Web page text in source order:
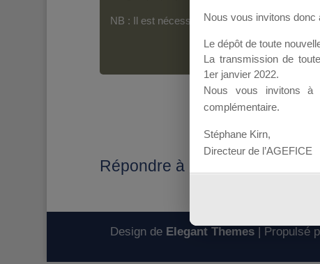
NB : Il est nécessaire d’êtreinscrit(e)pour
Répondre à : MES SESSIONS
Design de Elegant Themes| Propulsé
Nous vous invitons donc
Le dépôt de toute
La transmission de
1er janvier 2022.
Nous vous invitons à
complémentaire.
Stéphane Kirn,
Directeur de l’AGEFICE